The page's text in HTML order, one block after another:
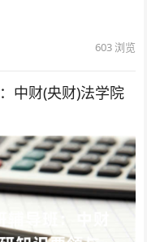
603浏览
中财(央财)法学院